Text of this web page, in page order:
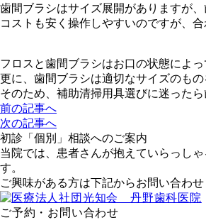
歯間ブラシはサイズ展開がありますが
コストも安く操作しやすいのですが、
フロスと歯間ブラシはお口の状態によっ
更に、歯間ブラシは適切なサイズのもの
そのため、補助清掃用具選びに迷ったら
前の記事へ
次の記事へ
初診「個別」相談へのご案内
当院では、患者さんが抱えていらっし
す。
ご興味がある方は下記からお問い合わせ
ご予約・お問い合わせ